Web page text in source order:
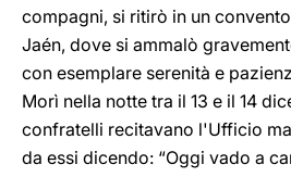
compagni, si ritirò in un
Jaén, dove si ammalò
con esemplare serenità e
Morì nella notte tra il 13 e il 14
confratelli recitavano l'Ufficio
da essi dicendo: “Oggi vado a